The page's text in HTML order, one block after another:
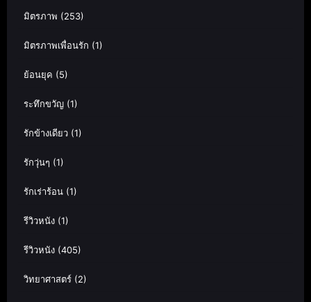
มิตรภาพ (253)
มิตรภาพเพื่อนรัก (1)
ย้อนยุค (5)
ระทึกขวัญ (1)
รักข้างเดียว (1)
รักวุ่นๆ (1)
รักเร่าร้อน (1)
รีวิวหนัง (1)
รีวิวหนัง (405)
วิทยาศาสตร์ (2)